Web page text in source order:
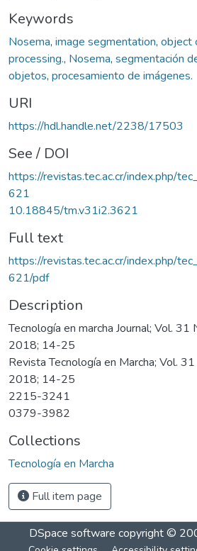
Keywords
Nosema, image segmentation, object
processing., Nosema, segmentación
objetos, procesamiento de imágenes.
URI
https://hdl.handle.net/2238/17503
See / DOI
https://revistas.tec.ac.cr/index.php/
621
10.18845/tm.v31i2.3621
Full text
https://revistas.tec.ac.cr/index.php/
621/pdf
Description
Tecnología en marcha Journal; Vol. 31
2018; 14-25
Revista Tecnología en Marcha; Vol.
2018; 14-25
2215-3241
0379-3982
Collections
Tecnología en Marcha
Full item page
DSpace software copyright ©